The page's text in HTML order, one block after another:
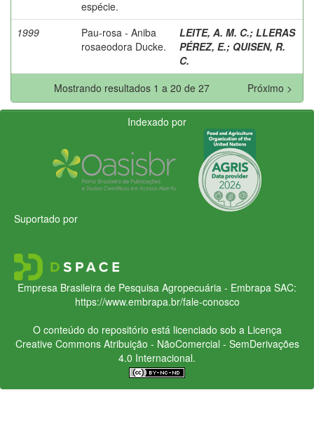
espécie.
1999
Pau-rosa - Aniba
rosaeodora Ducke.
LEITE, A. M. C.; LLERAS
PÉREZ, E.; QUISEN, R.
C.
Mostrando resultados 1 a 20 de 27
Próximo >
Indexado por
Suportado por
Empresa Brasileira de Pesquisa Agropecuária - Embrapa SAC:
https://www.embrapa.br/fale-conosco
O conteúdo do repositório está licenciado sob a Licença
Creative CommonsAtribuição - NãoComercial - SemDerivações
4.0 Internacional.